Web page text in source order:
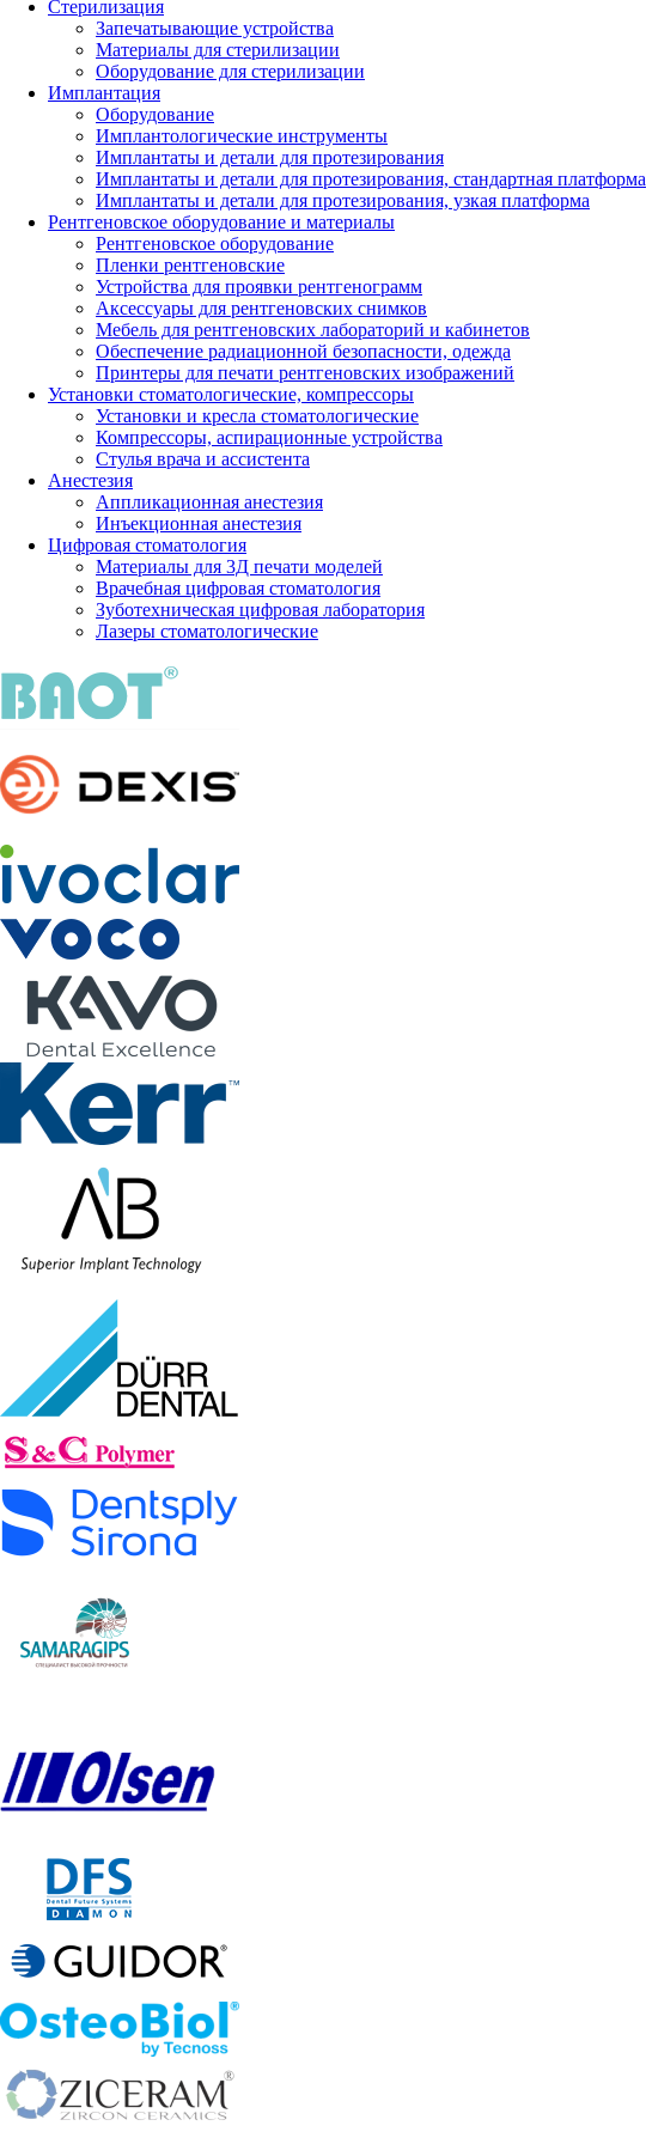
Стерилизация
Запечатывающие устройства
Материалы для стерилизации
Оборудование для стерилизации
Имплантация
Оборудование
Имплантологические инструменты
Имплантаты и детали для протезирования
Имплантаты и детали для протезирования, стандартная платформа
Имплантаты и детали для протезирования, узкая платформа
Рентгеновское оборудование и материалы
Рентгеновское оборудование
Пленки рентгеновские
Устройства для проявки рентгенограмм
Аксессуары для рентгеновских снимков
Мебель для рентгеновских лабораторий и кабинетов
Обеспечение радиационной безопасности, одежда
Принтеры для печати рентгеновских изображений
Установки стоматологические, компрессоры
Установки и кресла стоматологические
Компрессоры, аспирационные устройства
Стулья врача и ассистента
Анестезия
Аппликационная анестезия
Инъекционная анестезия
Цифровая стоматология
Материалы для 3Д печати моделей
Врачебная цифровая стоматология
Зуботехническая цифровая лаборатория
Лазеры стоматологические